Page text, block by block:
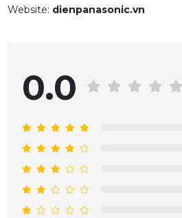
Website: dienpanasonic.vn
0.0